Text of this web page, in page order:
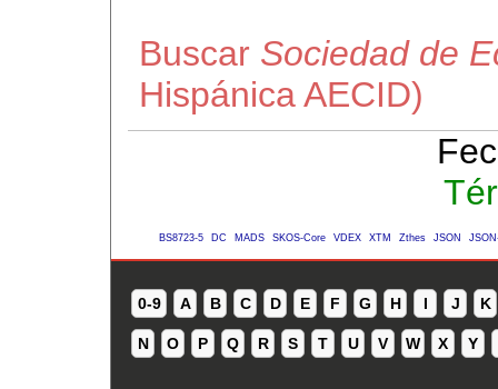
Buscar Sociedad de
Hispánica AECID)
BS8723-5 DC MADS SKOS-Core VDEX XTM Zthes JSON
0-9 A B C D E F G H I J K
N O P Q R S T U V W X Y